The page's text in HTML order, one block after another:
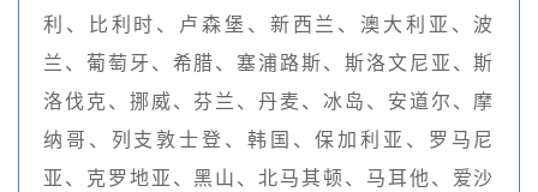
利、比利时、卢森堡、新西兰、澳大利亚、波
兰、葡萄牙、希腊、塞浦路斯、斯洛文尼亚、斯
洛伐克、挪威、芬兰、丹麦、冰岛、安道尔、摩
纳哥、列支敦士登、韩国、保加利亚、罗马尼
亚、克罗地亚、黑山、北马其顿、马耳他、爱沙